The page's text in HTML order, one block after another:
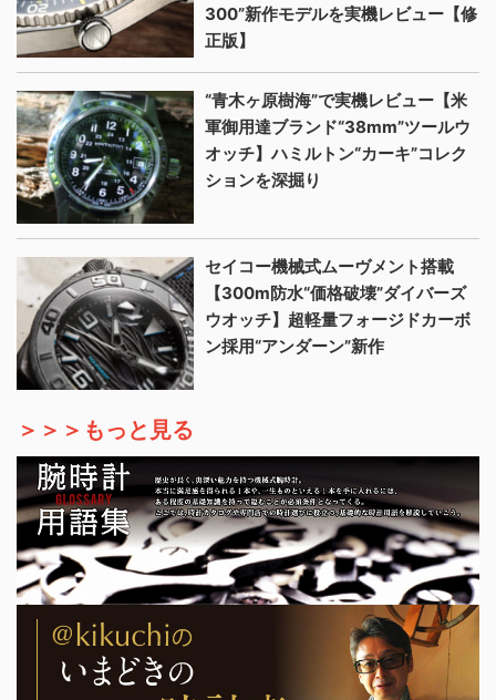
300”新作モデルを実機レビュー【修
正版】
“青木ヶ原樹海”で実機レビュー【米
軍御用達ブランド“38mm”ツールウ
オッチ】ハミルトン“カーキ”コレク
ションを深掘り
セイコー機械式ムーヴメント搭載
【300m防水“価格破壊”ダイバーズ
ウオッチ】超軽量フォージドカーボ
ン採用“アンダーン”新作
＞＞＞もっと見る